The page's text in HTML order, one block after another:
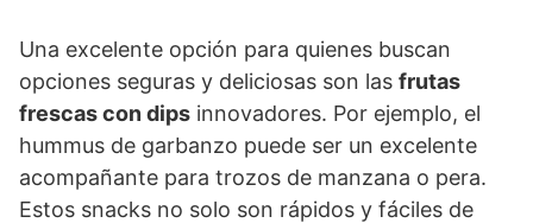
Una excelente opción para quienes buscan
opciones seguras y deliciosas son las frutas
frescas con dips innovadores. Por ejemplo, el
hummus de garbanzo puede ser un excelente
acompañante para trozos de manzana o pera.
Estos snacks no solo son rápidos y fáciles de